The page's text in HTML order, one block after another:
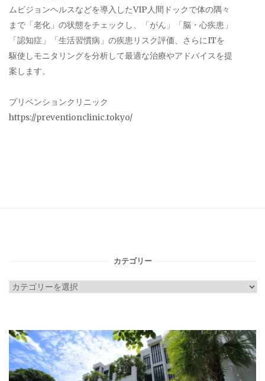
ムビジョンヘルスなどを導入したVIP人間ドックで体の隅々
まで「老化」の状態をチェックし、「がん」「脳・心疾患」
「認知症」「生活習慣病」の疾患リスク評価、さらにITを
駆使しモニタリングを分析して最適な治療やアドバイスを提
案します。
プリベンションクリニック
https://preventionclinic.tokyo/
カテゴリー
カ
リ
ー